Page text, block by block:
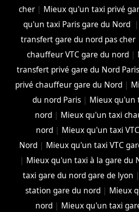
cher | Mieux qu'un taxi privé
qu'un taxi Paris gare du Nord |
transfert gare du nord pas cher
chauffeur VTC gare du nord |
transfert privé gare du Nord Paris
privé chauffeur gare du Nord|
du nord Paris| Mieux qu'un
nord | Mieux qu'un taxi
nord| Mieux qu'un taxi
Nord| Mieux qu'un taxi VTC
| Mieux qu'un taxi à la gare du
taxi gare du nord gare de lyon |
station gare du nord| Mieux
nord| Mieux qu'un taxi